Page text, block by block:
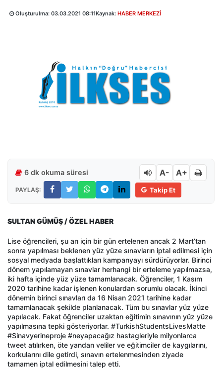
Oluşturulma: 03.03.2021 08:11Kaynak: HABER MERKEZİ
6 dk okuma süresi A- A+
PAYLAŞ: Takip Et
SULTAN GÜMÜŞ / ÖZEL HABER
Lise öğrencileri, şu an için bir gün ertelenen ancak 2 Mart’tan
sonra yapılması beklenen yüz yüze sınavların iptal edilmesi için
sosyal medyada başlattıkları kampanyayı sürdürüyorlar. Birinci
dönem yapılamayan sınavlar herhangi bir erteleme yapılmazsa,
iki hafta içinde yüz yüze tamamlanacak. Öğrenciler, 1 Kasım
2020 tarihine kadar işlenen konulardan sorumlu olacak. İkinci
dönemin birinci sınavları da 16 Nisan 2021 tarihine kadar
tamamlanacak şekilde planlanacak. Tüm bu sınavlar yüz yüze
yapılacak. Fakat öğrenciler uzaktan eğitimin sınavının yüz yüze
yapılmasına tepki gösteriyorlar. #TurkishStudentsLivesMatte
#Sinavyerineproje #neyapacağız hastagleriyle milyonlarca
tweet atılırken, öte yandan veliler ve eğitimciler de kaygılarını,
korkularını dile getirdi, sınavın ertelenmesinden ziyade
tamamen iptal edilmesini talep etti.